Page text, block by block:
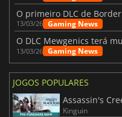
13/03/26 Gaming News
O DLC Mewgenics terá
13/03/26 Gaming News
JOGOS POPULARES
Assassin's
Kinguin